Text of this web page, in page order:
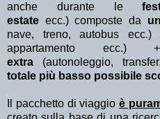
anche durante le
estate ecc.) composte da
nave, treno, autobus ecc.)
appartamento
extra (autonoleggio,
totale più basso possibile
Il pacchetto di viaggio è